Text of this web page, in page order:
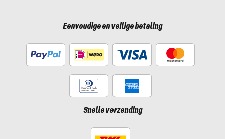
Eenvoudige en veilige betaling
Snelle verzending